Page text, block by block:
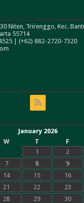
Niten, Trirenggo, Kec.
55714
| (+62) 882-2720-7320
January 2026
W T F
1
2
7 8 9
14 15 16
21 22 23
28 29 30